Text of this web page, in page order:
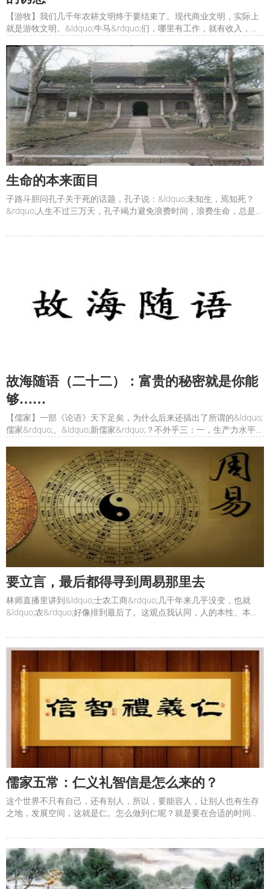
【游牧】我们几千年农耕文明终于要结束了。现代商业文明，实际上
就是游牧文明。&ldquo;牛马&rdquo;们，哪里有工作，就有收入，就
水草的地方。这就是游牧生活。【返朴】&#8203;真正的富贵，被褐
怀玉，是不需要外在的打扮的，钱和影响力就能砸死你
生命的本来面目
子路斗胆问孔子关于死的话题，孔子说：&ldquo;未知生，焉知死？
&rdquo;人生不过三万天，孔子竭力避免浪费时间，浪费生命，总是把
活是不容易的，正是这个不容易，构成了生命的本来面目。最容易莫
故海随语（二十二）：富贵的秘密就是你能
够……
【儒家】一部《论语》天下足矣，为什么后来还搞出了所谓的&ldquo;
儒家&rdquo;、&ldquo;新儒家&rdquo;？不外乎三：一，生产力水平大
模更庞大更复杂了，围绕这些新问题，重构所谓的新理论。三，行道
难，还是编弄文章吧！孔子还是太忙，那个时
要立言，最后都得寻到周易那里去
林师直播里讲到&ldquo;士农工商&rdquo;几千年来几乎没变，也就
&ldquo;农&rdquo;好像排到最后了。这观点我认同，人的本性、本质
商&rdquo;就是&ldquo;器&rdquo;和&ldquo;不器&rdquo;两大类。
&ldquo;士&am
儒家五常：仁义礼智信是怎么来的？
这个世界不只有自己，还有别人，所以，要能容人，让别人也有生存
之地，发展空间，这就是仁。怎么做到仁呢？就是要在合适的时间做
怎么做到义呢？孔子说：&ldquo;不知礼，无以立。&rdquo;人与人在
交往中，要用恰当的礼节加以规范，才不能乱了套，这就